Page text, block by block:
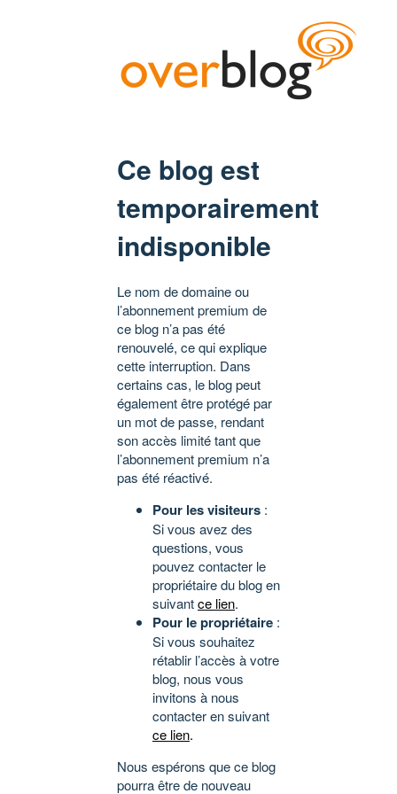
Ce blog est
temporairement
indisponible
Le nom de domaine ou
l’abonnement premium de
ce blog n’a pas été
renouvelé, ce qui explique
cette interruption. Dans
certains cas, le blog peut
également être protégé par
un mot de passe, rendant
son accès limité tant que
l’abonnement premium n’a
pas été réactivé.
Pour les visiteurs :
Si vous avez des
questions, vous
pouvez contacter le
propriétaire du blog en
suivantce lien.
Pour le propriétaire :
Si vous souhaitez
rétablir l’accès à votre
blog, nous vous
invitons à nous
contacter en suivant
ce lien.
Nous espérons que ce blog
pourra être de nouveau